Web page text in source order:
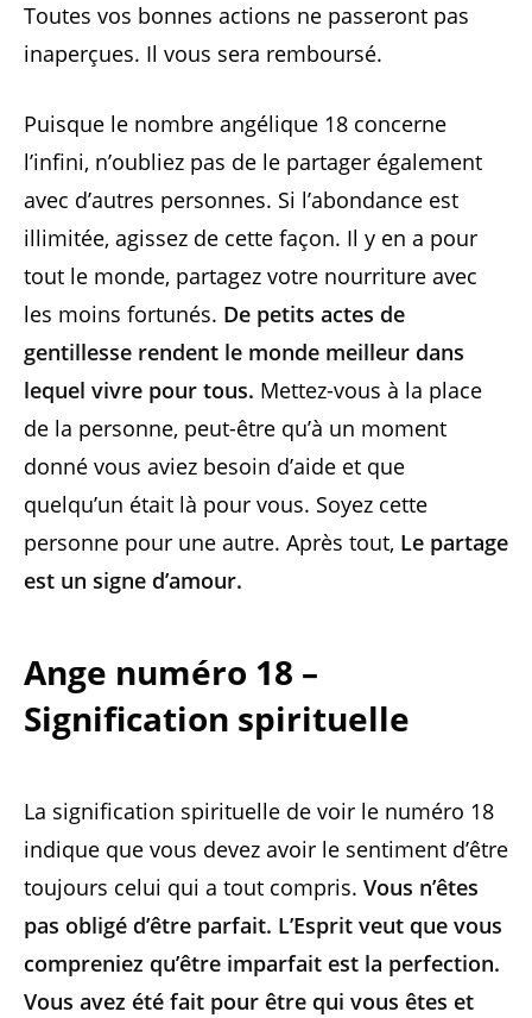
Toutes vos bonnes actions ne passeront pas
inaperçues. Il vous sera remboursé.
Puisque le nombre angélique 18 concerne
l’infini, n’oubliez pas de le partager également
avec d’autres personnes. Si l’abondance est
illimitée, agissez de cette façon. Il y en a pour
tout le monde, partagez votre nourriture avec
les moins fortunés. De petits actes de
gentillesse rendent le monde meilleur dans
lequel vivre pour tous. Mettez-vous à la place
de la personne, peut-être qu’à un moment
donné vous aviez besoin d’aide et que
quelqu’un était là pour vous. Soyez cette
personne pour une autre. Après tout, Le partage
est un signe d’amour.
Ange numéro 18 –
Signification spirituelle
La signification spirituelle de voir le numéro 18
indique que vous devez avoir le sentiment d’être
toujours celui qui a tout compris. Vous n’êtes
pas obligé d’être parfait. L’Esprit veut que vous
compreniez qu’être imparfait est la perfection.
Vous avez été fait pour être qui vous êtes et